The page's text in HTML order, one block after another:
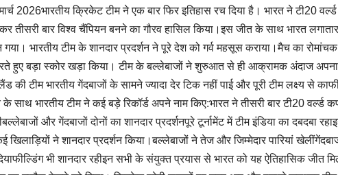
2026भारतीय क्रिकेट टीम ने एक बार फिर इतिहास रच दिया है। भारत ने टी20
बार विश्व चैंपियन बनने का गौरव हासिल किया।इस जीत के साथ भारत
गया। भारतीय टीम के शानदार प्रदर्शन ने पूरे देश को गर्व महसूस कराया।मैच का रोमांचक
हुए बड़ा स्कोर खड़ा किया। टीम के बल्लेबाजों ने शुरुआत से ही आक्रामक अंदाज
की टीम भारतीय गेंदबाजों के सामने ज्यादा देर टिक नहीं पाई और पूरी टीम लक्ष्य से
साथ भारतीय टीम ने कई बड़े रिकॉर्ड अपने नाम किए:भारत ने तीसरी बार टी20 वर्ल्ड
और गेंदबाजों दोनों का शानदार प्रदर्शनपूरे टूर्नामेंट में टीम इंडिया का दबदबा
ने शानदार प्रदर्शन किया।बल्लेबाजों ने तेज और जिम्मेदार पारियां
भी शानदार रहीइन सभी के संयुक्त प्रयास से भारत को यह ऐतिहासिक जीत